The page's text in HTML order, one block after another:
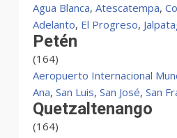
Agua Blanca, Atescatempa,
Adelanto, El Progreso,
Petén
(164)
Aeropuerto Internacional
Ana, San Luis, San José, San
Quetzaltenango
(164)